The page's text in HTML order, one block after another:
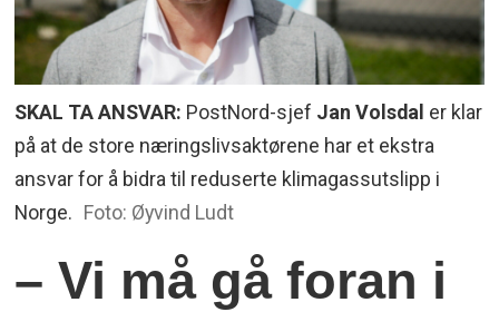
SKAL TA ANSVAR: PostNord-sjef Jan Volsdal er klar
på at de store næringslivsaktørene har et ekstra
ansvar for å bidra til reduserte klimagassutslipp i
Norge. Foto: Øyvind Ludt
– Vi må gå foran i